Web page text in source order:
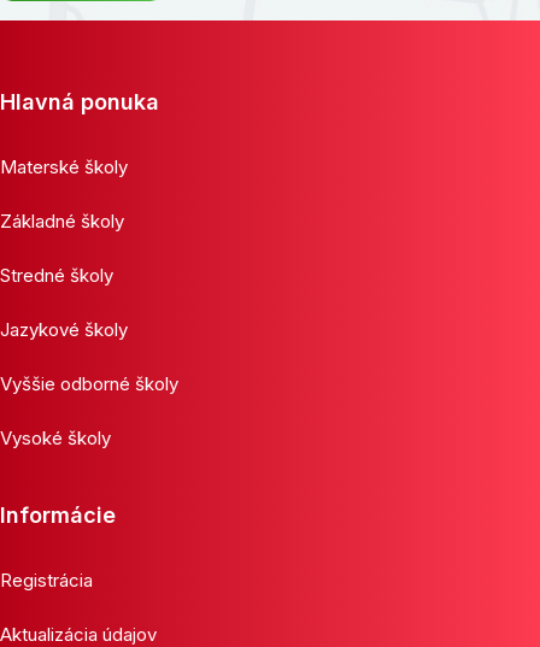
Hlavná ponuka
Materské školy
Základné školy
Stredné školy
Jazykové školy
Vyššie odborné školy
Vysoké školy
Informácie
Registrácia
Aktualizácia údajov